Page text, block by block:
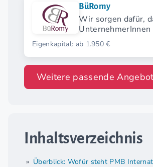
BüRomy
Wir sorgen dafür,
Zeit für ihr
haben
Eigenkapital: ab 1.950 €
Weitere passende
Inhaltsverzeichnis
Überblick: Wofür steht PMB